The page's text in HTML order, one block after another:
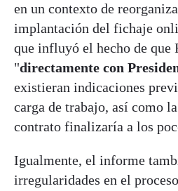
en un contexto de
implantación del fichaje
que influyó el hecho de que
"directamente con
existieran indicaciones
carga de trabajo, así como
contrato finalizaría a los
Igualmente, el informe
irregularidades en el